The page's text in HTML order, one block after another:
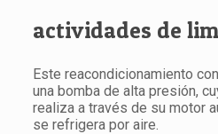
actividades de
Este reacondicionamiento
una bomba de alta presión,
realiza a través de su motor
se refrigera por aire.